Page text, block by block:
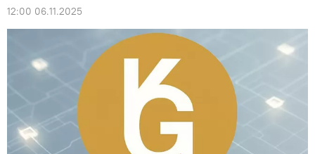
12:00 06.11.2025